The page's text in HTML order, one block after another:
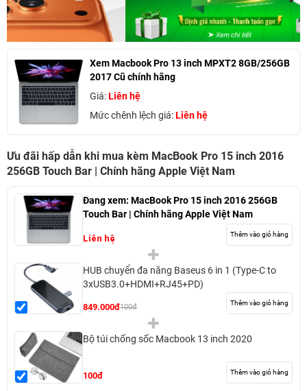
Xem Macbook Pro 13 inch MPXT2 8GB/256GB
2017 Cũ chính hãng
Giá:Liên hệ
Mức chênh lệch giá:Liên hệ
Ưu đãi hấp dẫn khi mua kèm MacBook Pro 15 inch 2016
256GB Touch Bar | Chính hãng Apple Việt Nam
Đang xem: MacBook Pro 15 inch 2016 256GB
Touch Bar | Chính hãng Apple Việt Nam
Liên hệ Thêm vào giỏ hàng
HUB chuyển đa năng Baseus 6 in 1 (Type-C to
3xUSB3.0+HDMI+RJ45+PD)
849.000đ100đ Thêm vào giỏ hàng
Bộ túi chống sốc Macbook 13 inch 2020
100đ Thêm vào giỏ hàng